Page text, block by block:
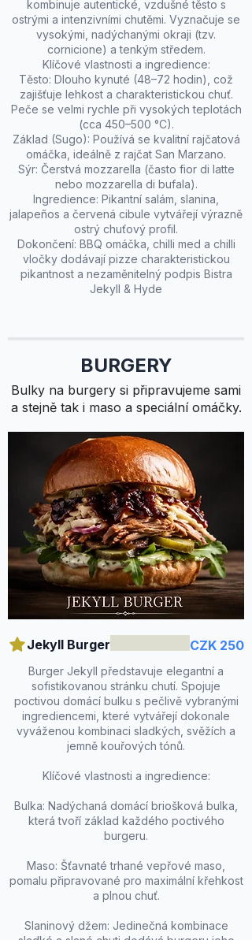
kombinuje autentické, vzdušné těsto s
ostrými a intenzivními chutěmi. Vyznačuje se
vysokými, nadýchanými okraji (tzv.
cornicione) a tenkým středem.
Klíčové vlastnosti a ingredience:
Těsto: Dlouho kynuté (48–72 hodin), což
zajišťuje lehkost a charakteristickou chuť.
Peče se velmi rychle při vysokých teplotách
(cca 450–500 °C).
Základ (Sugo): Používá se kvalitní rajčatová
omáčka, ideálně z rajčat San Marzano.
Sýr: Čerstvá mozzarella (často fior di latte
nebo mozzarella di bufala).
Ingredience: Pikantní salám, slanina,
jalapeños a červená cibule vytvářejí výrazně
ostrý chuťový profil.
Dokončení: BBQ omáčka, chilli med a chilli
vločky dodávají pizze charakteristickou
pikantnost a nezaměnitelný podpis Bistra
Jekyll & Hyde
BURGERY
Bulky na burgery si připravujeme sami
a stejně tak i maso a speciální omáčky.
Jekyll Burger
Burger Jekyll představuje elegantní a
sofistikovanou stránku chutí. Spojuje
poctivou domácí bulku s pečlivě vybranými
ingrediencemi, které vytvářejí dokonale
vyváženou kombinaci sladkých, svěžích a
jemně kouřových tónů.
Klíčové vlastnosti a ingredience:
Bulka: Nadýchaná domácí briošková bulka,
která tvoří základ každého poctivého
burgeru.
Maso: Šťavnaté trhané vepřové maso,
pomalu připravované pro maximální křehkost
a plnou chuť.
Slaninový džem: Jedinečná kombinace
CZK 250